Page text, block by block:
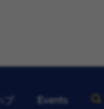
Events